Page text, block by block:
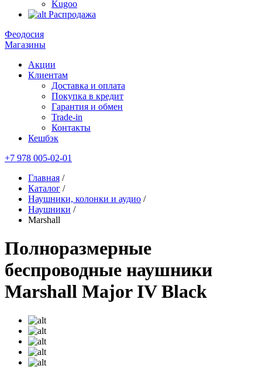
Kugoo
Распродажа
Феодосия
Магазины
Акции
Клиентам
Доставка и оплата
Покупка в кредит
Гарантия и обмен
Trade-in
Контакты
Кешбэк
+7 978 005-02-01
Главная /
Каталог /
Наушники, колонки и аудио /
Наушники /
Marshall
Полноразмерные
беспроводные наушники
Marshall Major IV Black